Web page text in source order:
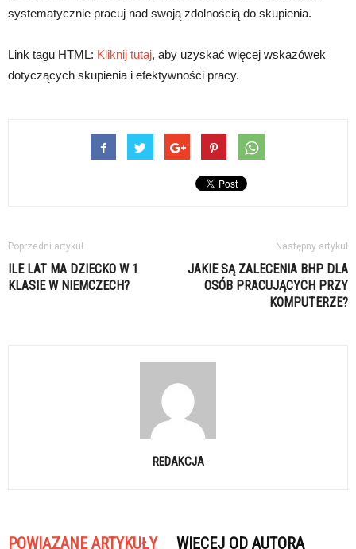
systematycznie pracuj nad swoją zdolnością do skupienia.
Link tagu HTML: Kliknij tutaj, aby uzyskać więcej wskazówek
dotyczących skupienia i efektywności pracy.
Poprzedni artykuł
ILE LAT MA DZIECKO W 1
KLASIE W NIEMCZECH?
Następny artykuł
JAKIE SĄ ZALECENIA BHP DLA
OSÓB PRACUJĄCYCH PRZY
KOMPUTERZE?
REDAKCJA
POWIĄZANE ARTYKUŁY WIĘCEJ OD AUTORA